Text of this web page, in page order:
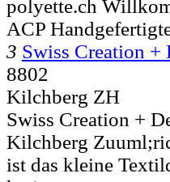
polyette.ch
ACP
3 Swiss Creation +
8802
Kilchberg ZH
Swiss Creation +
Kilchberg
ist das kleine